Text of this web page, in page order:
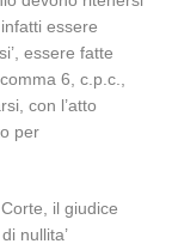
essere
essere fatte
6, c.p.c.,
con l’atto
per
il giudice
nullita’